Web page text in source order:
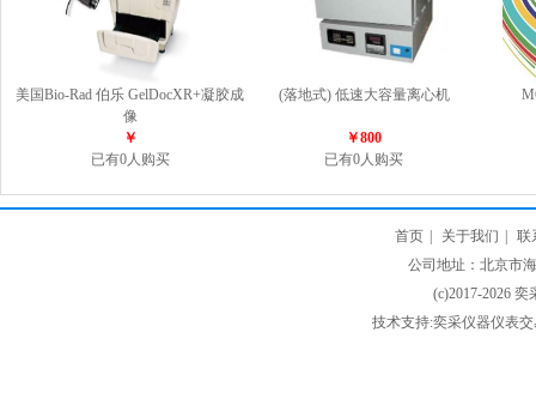
美国Bio-Rad 伯乐 GelDocXR+凝胶成
像
￥
已有0人购买
(落地式) 低速大容量离心机
￥800
已有0人购买
首页 关于我们
联
公司地址：北京市
(c)2017-2026
技术支持:奕采仪器仪表